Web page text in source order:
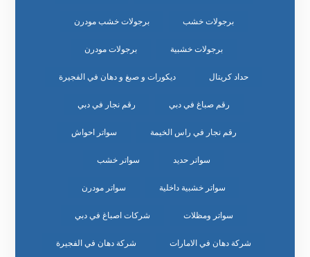
برجولات خشب برجولات خشب مودرن
برجولات خشبية برجولات مودرن
حداد كريتال ديكورات و صبغ و دهان في الفجيرة
رقم صباغ في دبي رقم نجار في دبي
رقم نجار في راس الخيمة سواتر احواش
سواتر حديد سواتر خشب
سواتر خشبية داخلية سواتر مودرن
سواتر ومظلات شركات اصباغ في دبي
شركة دهان في الامارات شركة دهان في الفجيرة